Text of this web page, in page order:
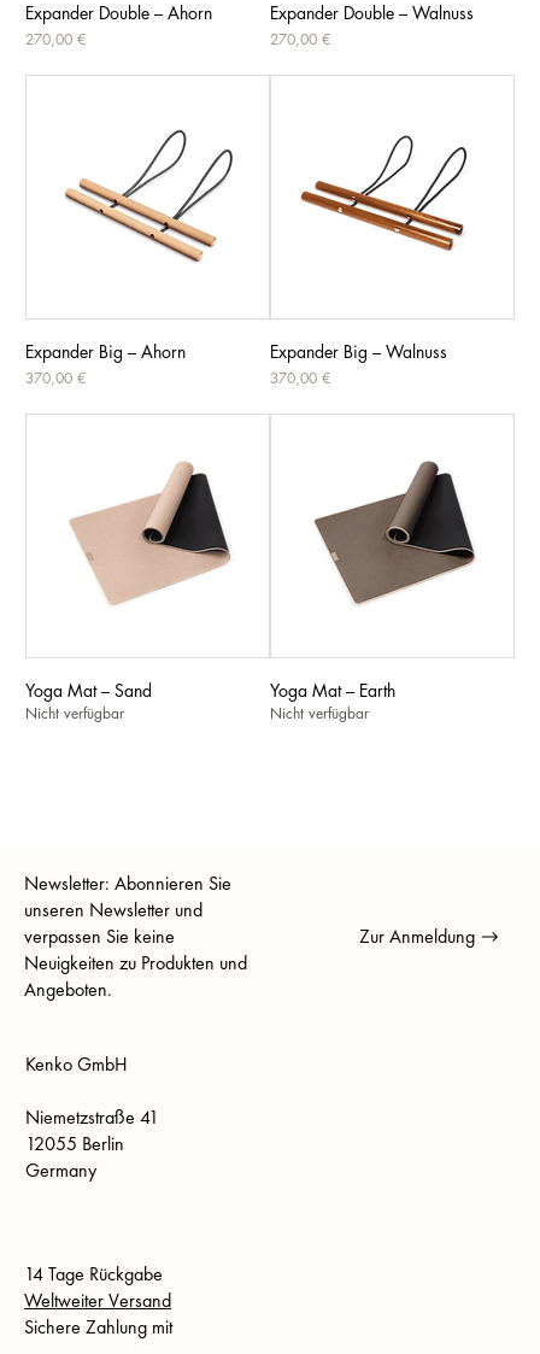
Expander Double – Ahorn
Preis
270,00 €
Expander Double – Walnuss
Preis
270,00 €
Expander Big – Ahorn
Preis
370,00 €
Expander Big – Walnuss
Preis
370,00 €
Yoga Mat – Sand
Nicht verfügbar
Yoga Mat – Earth
Nicht verfügbar
Newsletter: Abonnieren Sie
unseren Newsletter und
verpassen Sie keine
Neuigkeiten zu Produkten und
Angeboten.
Zur Anmeldung
14 Tage Rückgabe
Weltweiter Versand
Sichere Zahlung mit
Kenko GmbH
Niemetzstraße 41
12055 Berlin
Germany